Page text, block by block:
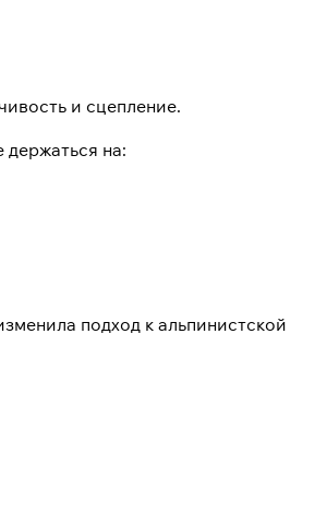
и сцепление.
на:
подход к альпинистской